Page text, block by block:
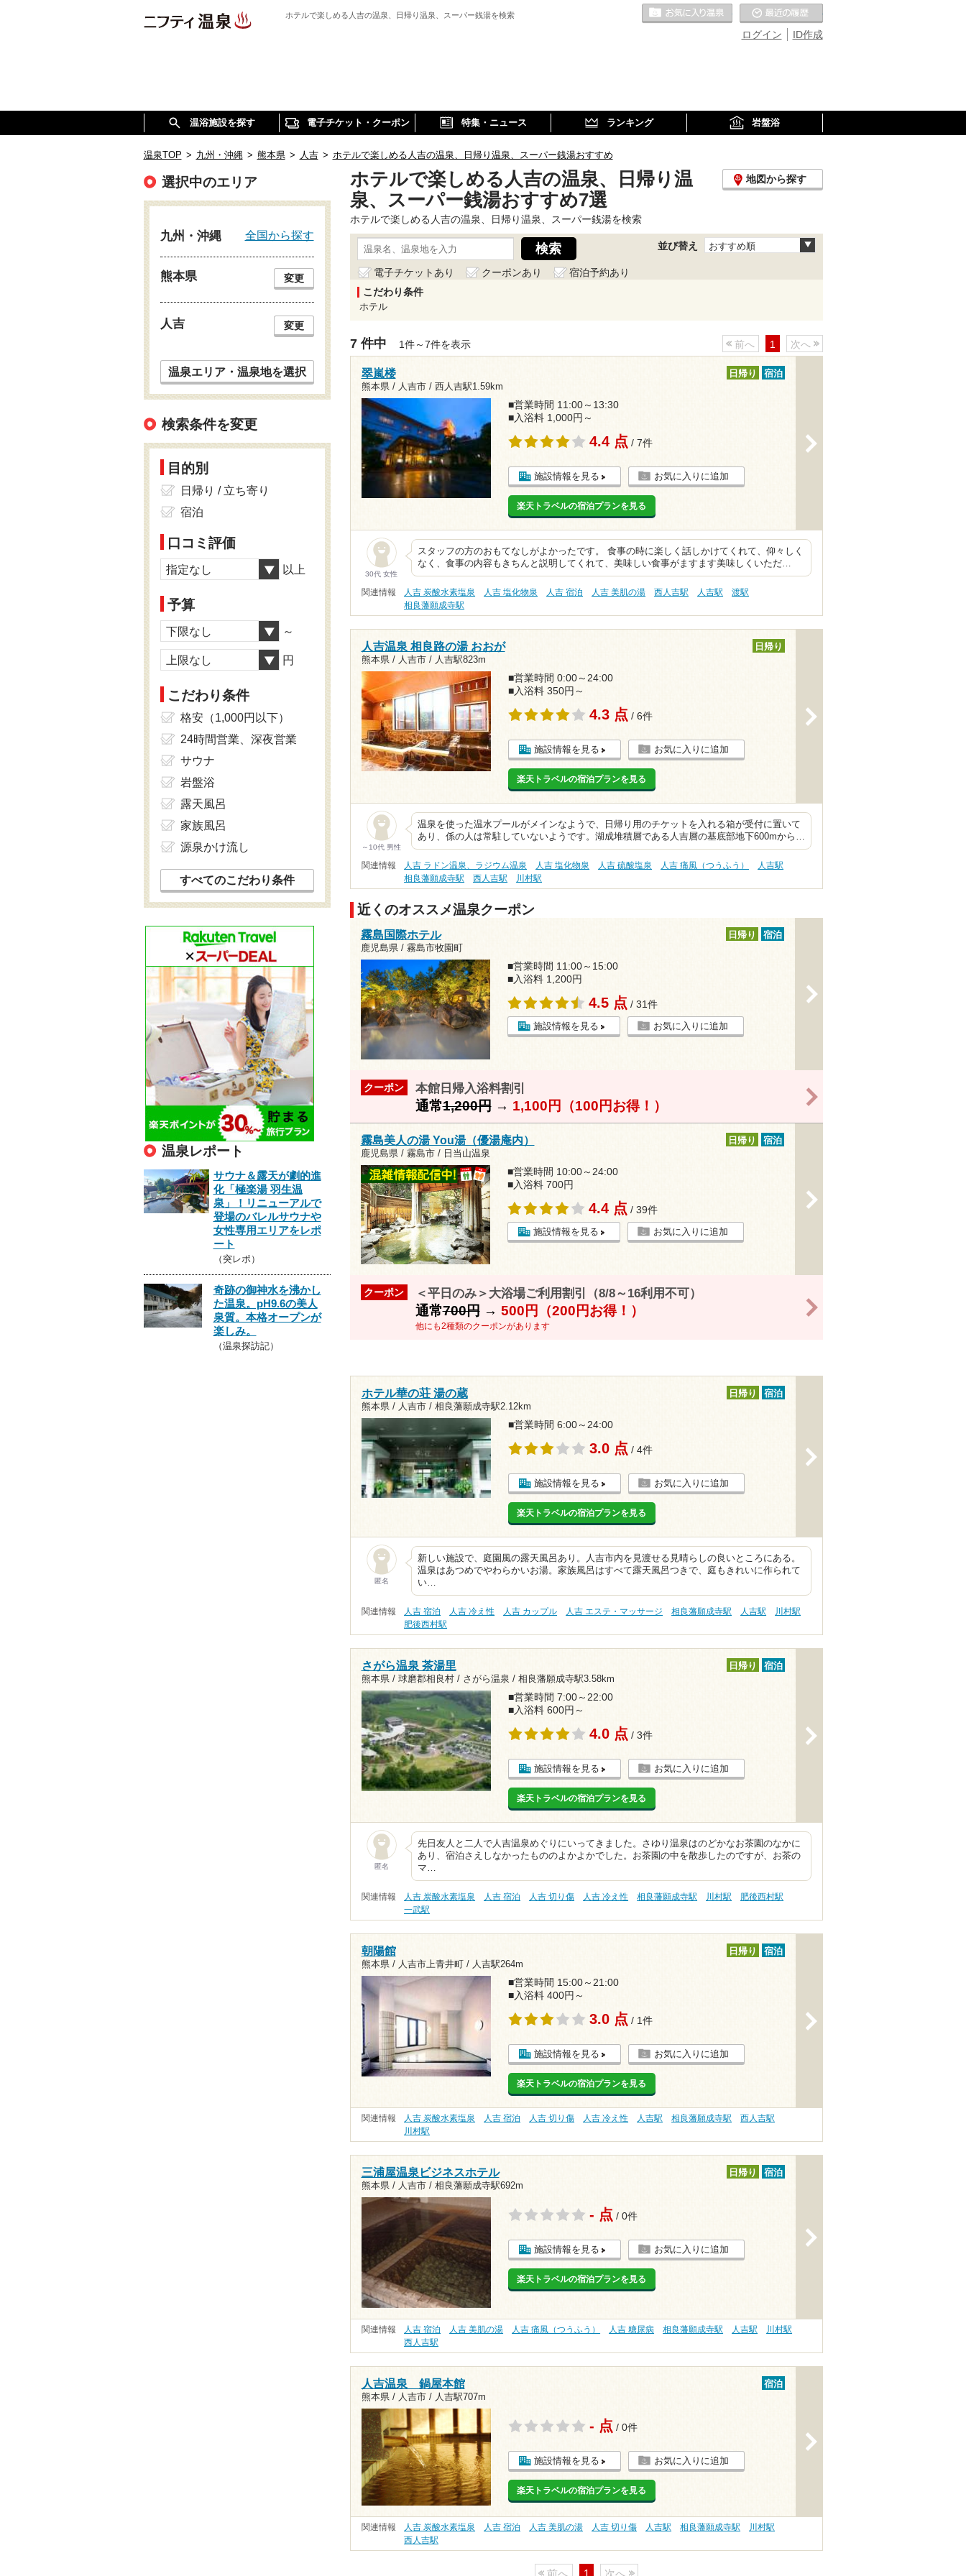
ホテルで楽しめる人吉の温泉、日帰り温泉、スーパー銭湯を検索
ID作成
ログイン
お気に入りの温泉
温浴施設を探す 電子チケット・クーポン 特集・ニュース ランキング 岩盤浴
温泉TOP > 九州・沖縄 > 熊本県 > 人吉 > ホテルで楽しめる人吉の温泉、日帰り温泉、スーパー銭湯おすすめ
ホテルで楽しめる人吉の温泉、日帰り温
泉、スーパー銭湯おすすめ7選
地図から探す
ホテルで楽しめる人吉の温泉、日帰り温泉、スーパー銭湯を検索
並び替え おすすめ順
電子チケットあり クーポンあり
宿泊予約あり
こだわり条件
ホテル
7 件中 1件～7件を表示 前へ 1 次へ
翠嵐楼
熊本県 / 人吉市 / 西人吉駅1.59km
日帰り 宿泊
■営業時間 11:00～13:30
■入浴料 1,000円～
4.4 点 / 7件
施設情報を見る お気に入りに追加
楽天トラベルの宿泊プランを見る
30代 女性
スタッフの方のおもてなしがよかったです。 食事の時に楽しく話しかけてくれて、仰々しく
なく、食事の内容もきちんと説明してくれて、美味しい食事がますます美味しくいただ…
関連情報 人吉 炭酸水素塩泉 人吉 塩化物泉 人吉 宿泊 人吉 美肌の湯 西人吉駅 人吉駅
渡駅
相良藩願成寺駅
人吉温泉 相良路の湯 おおが
熊本県 / 人吉市 / 人吉駅823m
日帰り
■営業時間 0:00～24:00
■入浴料 350円～
4.3 点 / 6件
施設情報を見る お気に入りに追加
楽天トラベルの宿泊プランを見る
～10代 男性
温泉を使った温水プールがメインなようで、日帰り用のチケットを入れる箱が受付に置いて
あり、係の人は常駐していないようです。湖成堆積層である人吉層の基底部地下600mから…
関連情報 人吉 ラドン温泉、ラジウム温泉 人吉 塩化物泉 人吉 硫酸塩泉 人吉 痛風（つうふう）
人吉駅
相良藩願成寺駅
西人吉駅 川村駅
近くのオススメ温泉クーポン
霧島国際ホテル
鹿児島県 / 霧島市牧園町
日帰り 宿泊
■営業時間 11:00～15:00
■入浴料 1,200円
4.5 点 / 31件
施設情報を見る お気に入りに追加
クーポン 本館日帰入浴料割引
通常1,200円→ 1,100円（100円お得！）
霧島美人の湯 You湯（優湯庵内）
鹿児島県 / 霧島市 / 日当山温泉
日帰り 宿泊
■営業時間 10:00～24:00
■入浴料 700円
4.4 点 / 39件
施設情報を見る お気に入りに追加
クーポン ＜平日のみ＞大浴場ご利用割引（8/8～16利用不可）
通常700円→ 500円（200円お得！）
他にも2種類のクーポンがあります
>
ホテル華の荘 湯の蔵
熊本県 / 人吉市 / 相良藩願成寺駅2.12km
日帰り 宿泊
■営業時間 6:00～24:00
3.0 点 / 4件
施設情報を見る お気に入りに追加
楽天トラベルの宿泊プランを見る
匿名
新しい施設で、庭園風の露天風呂あり。人吉市内を見渡せる見晴らしの良いところにある。
温泉はあつめでやわらかいお湯。家族風呂はすべて露天風呂つきで、庭もきれいに作られて
い…
関連情報 人吉 宿泊 人吉 冷え性 人吉 カップル 人吉 エステ・マッサージ 相良藩願成寺駅 人吉駅
川村駅
肥後西村駅
さがら温泉 茶湯里
熊本県 / 球磨郡相良村 / さがら温泉 / 相良藩願成寺駅3.58km
日帰り 宿泊
■営業時間 7:00～22:00
■入浴料 600円～
4.0 点 / 3件
施設情報を見る お気に入りに追加
楽天トラベルの宿泊プランを見る
匿名
先日友人と二人で人吉温泉めぐりにいってきました。さゆり温泉はのどかなお茶園のなかに
あり、宿泊さえしなかったもののよかよかでした。お茶園の中を散歩したのですが、お茶の
マ…
関連情報 人吉 炭酸水素塩泉 人吉 宿泊 人吉 切り傷 人吉 冷え性 相良藩願成寺駅 川村駅
肥後西村駅
一武駅
朝陽館
熊本県 / 人吉市上青井町 / 人吉駅264m
日帰り 宿泊
■営業時間 15:00～21:00
■入浴料 400円～
3.0 点 / 1件
施設情報を見る お気に入りに追加
楽天トラベルの宿泊プランを見る
関連情報 人吉 炭酸水素塩泉 人吉 宿泊 人吉 切り傷 人吉 冷え性 人吉駅 相良藩願成寺駅
西人吉駅
川村駅
三浦屋温泉ビジネスホテル
熊本県 / 人吉市 / 相良藩願成寺駅692m
日帰り 宿泊
- 点 / 0件
施設情報を見る お気に入りに追加
楽天トラベルの宿泊プランを見る
関連情報 人吉 宿泊 人吉 美肌の湯 人吉 痛風（つうふう） 人吉 糖尿病 相良藩願成寺駅 人吉駅
川村駅
西人吉駅
人吉温泉 鍋屋本館
熊本県 / 人吉市 / 人吉駅707m
宿泊
- 点 / 0件
施設情報を見る お気に入りに追加
楽天トラベルの宿泊プランを見る
関連情報 人吉 炭酸水素塩泉 人吉 宿泊 人吉 美肌の湯 人吉 切り傷 人吉駅 相良藩願成寺駅
川村駅
西人吉駅
前へ 1 次へ
選択中のエリア
九州・沖縄 全国から探す
熊本県 変更
人吉 変更
温泉エリア・温泉地を選択
検索条件を変更
目的別
日帰り / 立ち寄り
宿泊
口コミ評価
指定なし 以上
予算
下限なし ～
上限なし 円
こだわり条件
格安（1,000円以下）
24時間営業、深夜営業
サウナ
岩盤浴
露天風呂
家族風呂
源泉かけ流し
すべてのこだわり条件
温泉レポート
サウナ＆露天が劇的進
化「極楽湯 羽生温
泉」！リニューアルで
登場のバレルサウナや
女性専用エリアをレポ
ート
（突レポ）
奇跡の御神水を沸かし
た温泉。pH9.6の美人
泉質。本格オープンが
楽しみ。
（温泉探訪記）